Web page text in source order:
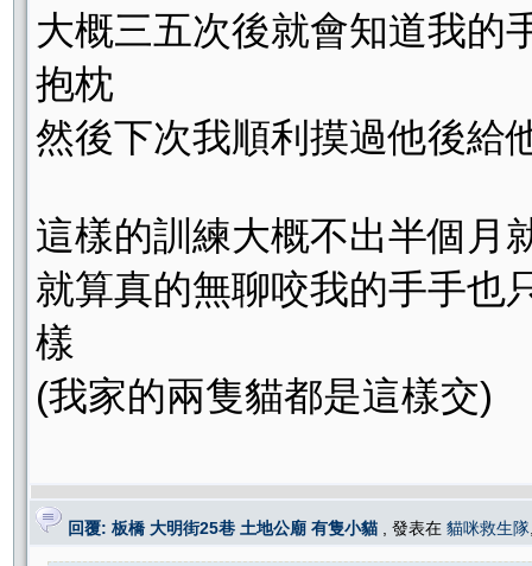
大概三五次後就會知道我的
抱枕
然後下次我順利摸過他後給
這樣的訓練大概不出半個月
就算真的無聊咬我的手手也
樣
(我家的兩隻貓都是這樣交)
回覆: 板橋 大明街25巷 土地公廟 有隻小貓 , 發表在 貓咪救生隊